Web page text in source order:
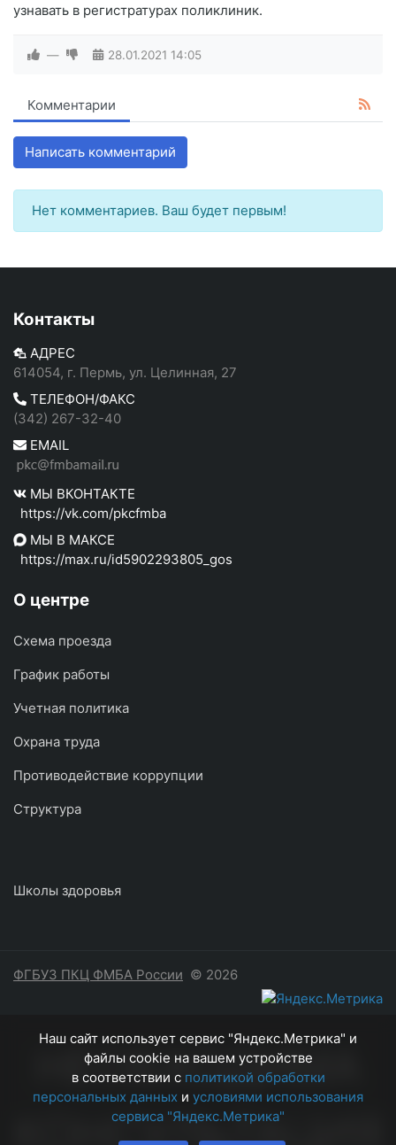
узнавать в регистратурах поликлиник.
— 28.01.2021 14:05
Комментарии
Написать комментарий
Нет комментариев. Ваш будет первым!
Контакты
АДРЕС
614054, г. Пермь, ул. Целинная, 27
ТЕЛЕФОН/ФАКС
(342) 267-32-40
EMAIL
МЫ ВКОНТАКТЕ
https://vk.com/pkcfmba
МЫ В МАКСЕ
https://max.ru/id5902293805_gos
О центре
Схема проезда
График работы
Учетная политика
Охрана труда
Противодействие коррупции
Структура
Школы здоровья
ФГБУЗ ПКЦ ФМБА России © 2026
НЕОБХОДИМА
КОНСУЛЬТАЦИЯ
Наш сайт использует сервис "Яндекс.Метрика" и
файлы cookie на вашем устройстве
в соответствии с политикой обработки
персональных данных и условиями использования
сервиса "Яндекс.Метрика"